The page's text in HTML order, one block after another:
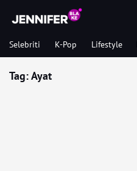
Selebriti K-Pop Lifestyle
Tag:Ayat